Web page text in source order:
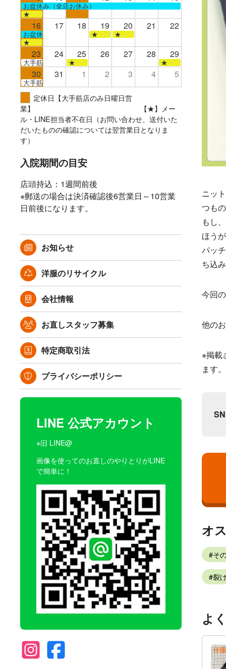
お盆休み（全店お休み）
★
16 17 18 19 20 21 22
お盆休み（全店お休み）★
★
★
23 24 25 26 27 28 29
大手筋 ★ ★
30 31 1 2 3 4 5
大手筋
定休日【大手筋店のみ日曜日営
業】 【★】メー
ル・LINE担当者不在日（お問い合わせ、送付いた
だいたものの確認については翌営業日となりま
す）
入院期間の目安
店頭持込：1週間前後
※郵送の場合は決済確認後6営業日～10営業
日前後になります。
お知らせ
洋服のリサイクル
会社情報
お直しスタッフ募集
特定商取引法
プライバシーポリシー
LINE 公式アカウント
※旧 LINE@
画像を使ってのお直しのやりとりがLINE
で簡単に！
ニッ
つも
もし
ほう
パッ
ち込
今回
他の
※掲載
ます
オ
そ
裂
よ